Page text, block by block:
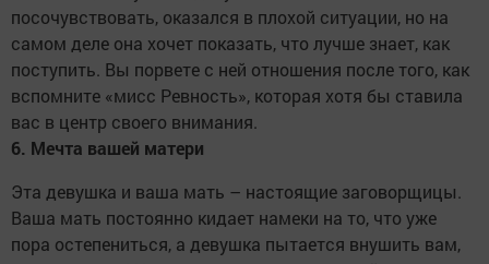
посочувствовать, оказался в плохой ситуации, но на
самом деле она хочет показать, что лучше знает, как
поступить. Вы порвете с ней отношения после того, как
вспомните «мисс Ревность», которая хотя бы ставила
вас в центр своего внимания.
6. Мечта вашей матери
Эта девушка и ваша мать – настоящие заговорщицы.
Ваша мать постоянно кидает намеки на то, что уже
пора остепениться, а девушка пытается внушить вам,